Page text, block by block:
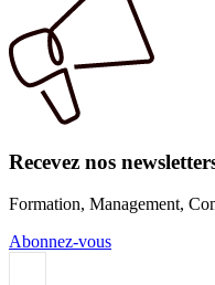
Recevez nos
Formation, Management,
Abonnez-vous